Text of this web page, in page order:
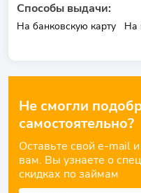
Способы выдачи:
На банковскую карту На
Не смогли
самостоятельно?
Оставьте свой e-mail
вам. Вы узнаете о
скидках по займам